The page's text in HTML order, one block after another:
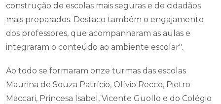
construção de escolas mais seguras e de cidadãos
mais preparados. Destaco também o engajamento
dos professores, que acompanharam as aulas e
integraram o conteúdo ao ambiente escolar".
Ao todo se formaram onze turmas das escolas
Maurina de Souza Patrício, Olívio Recco, Pietro
Maccari, Princesa Isabel, Vicente Guollo e do Colégio